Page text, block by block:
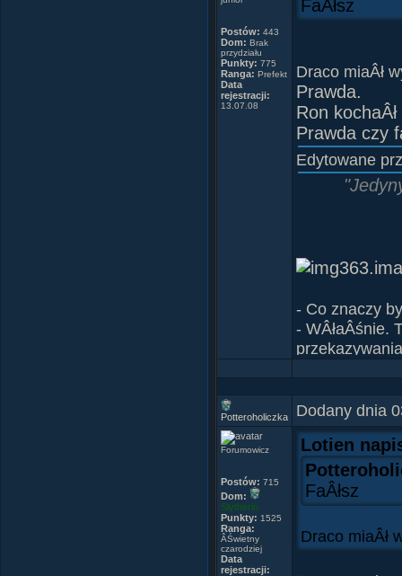
Postów: 443
Dom: Brak
przydziału
Punkty: 775
Ranga: Prefekt
Data
rejestracji:
13.07.08
FaÂłsz
Draco miaÂł
Prawda.
Ron
Prawda czy
Edytowane
- Co znaczy
- WÂłaÂśnie.
- KaÂżdy z
- Bo wszyscy,
Paulo
Cytat z
Potteroholiczka Dodany dnia
Forumowicz
Postów: 715
Dom:
Slytherin
Punkty: 1525
Ranga:
ÂŚwietny
czarodziej
Data
rejestracji:
Lotien
FaÂłsz
Draco miaÂł